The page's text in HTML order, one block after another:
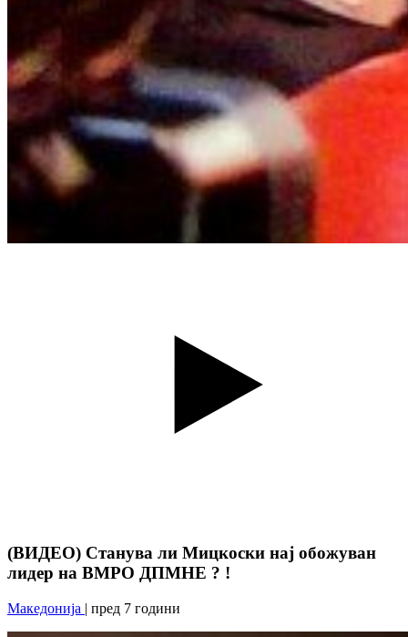
(ВИДЕО) Станува ли Мицкоски нај обожуван
лидер на ВМРО ДПМНЕ ? !
Македонија | пред 7 години